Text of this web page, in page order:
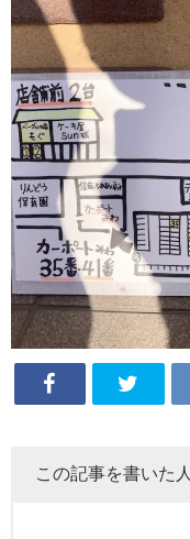
この記事を書いた人